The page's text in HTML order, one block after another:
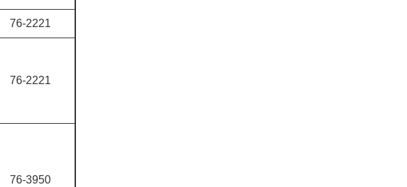
76-2221
76-2221
76-3950